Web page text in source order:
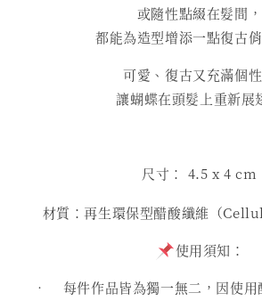
或隨性點綴在髮間，
都能為造型增添一點復古俏
可愛、復古又充滿個性
讓蝴蝶在頭髮上重新展
尺寸： 4.5 x 4 cm
材質：再生環保型醋酸纖維（
使用須知：
• 每件作品皆為獨一無二，因使用